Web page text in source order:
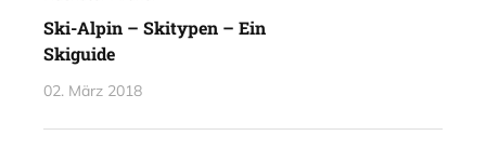
Ski-Alpin – Skitypen – Ein
Skiguide
02. März 2018